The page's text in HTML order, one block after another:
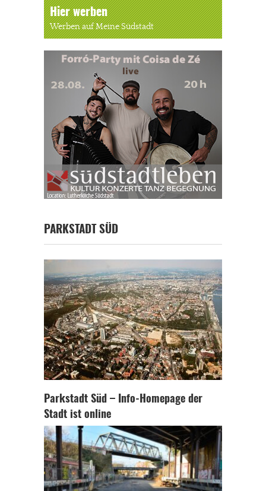
Hier werben
Werben auf Meine Südstadt
PARKSTADT SÜD
Parkstadt Süd – Info-Homepage der
Stadt ist online